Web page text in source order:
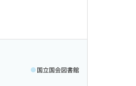
国立国会図書館